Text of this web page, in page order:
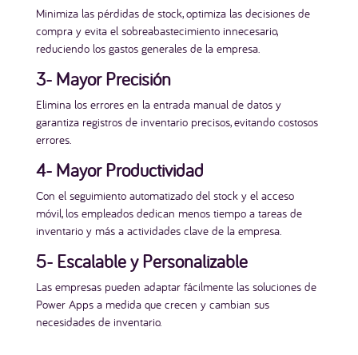
Minimiza las pérdidas de stock, optimiza las decisiones de
compra y evita el sobreabastecimiento innecesario,
reduciendo los gastos generales de la empresa.
3- Mayor Precisión
Elimina los errores en la entrada manual de datos y
garantiza registros de inventario precisos, evitando costosos
errores.
4- Mayor Productividad
Con el seguimiento automatizado del stock y el acceso
móvil, los empleados dedican menos tiempo a tareas de
inventario y más a actividades clave de la empresa.
5- Escalable y Personalizable
Las empresas pueden adaptar fácilmente las soluciones de
Power Apps a medida que crecen y cambian sus
necesidades de inventario.